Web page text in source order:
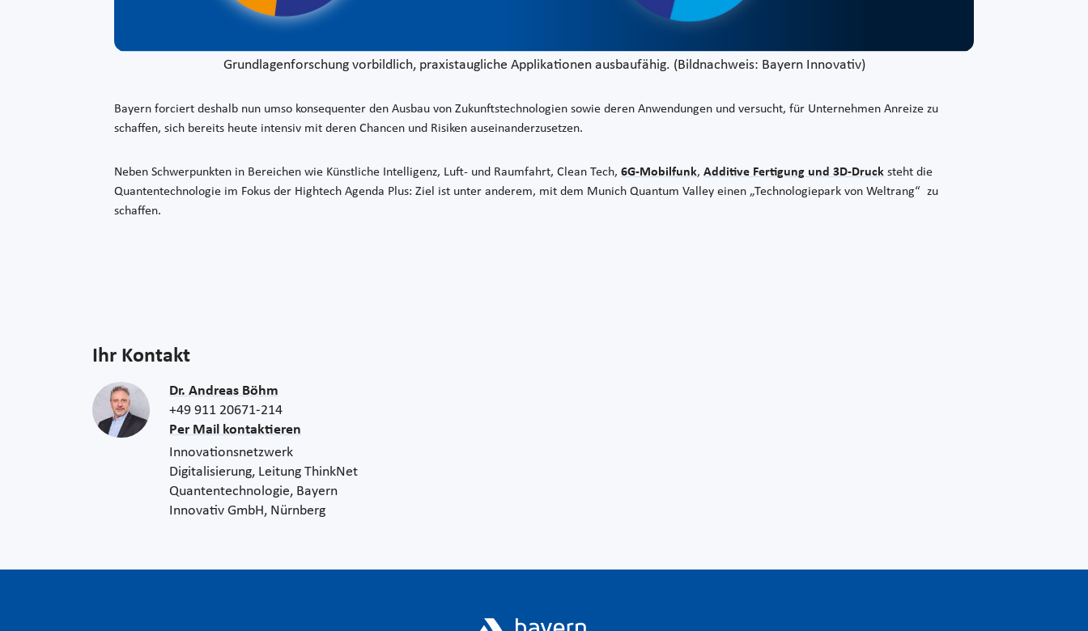
Grundlagenforschung vorbildlich, praxistaugliche Applikationen ausbaufähig. (Bildnachweis: Bayern Innovativ)
Bayern forciert deshalb nun umso konsequenter den Ausbau von Zukunftstechnologien sowie deren Anwendungen und versucht, für Unternehmen Anreize zu
schaffen, sich bereits heute intensiv mit deren Chancen und Risiken auseinanderzusetzen.
Neben Schwerpunkten in Bereichen wie Künstliche Intelligenz, Luft- und Raumfahrt, Clean Tech, 6G-Mobilfunk, Additive Fertigung und 3D-Druck steht die
Quantentechnologie im Fokus der Hightech Agenda Plus: Ziel ist unter anderem, mit dem Munich Quantum Valley einen „Technologiepark von Weltrang“ zu
schaffen.
Ihr Kontakt
Dr. Andreas Böhm
+49 911 20671-214
Per Mail kontaktieren
Innovationsnetzwerk
Digitalisierung, Leitung ThinkNet
Quantentechnologie, Bayern
Innovativ GmbH, Nürnberg